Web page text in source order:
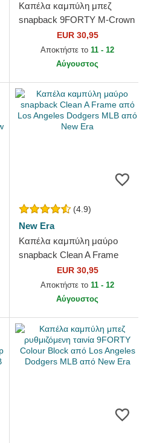
Καπέλα καμπύλη μπεζ
snapback 9FORTY M-Crown
Cord από Los Angeles
Dodgers MLB από New Era
EUR 30,95
Αποκτήστε το 11 - 12
Αύγουστος
(4.9)
New Era
Καπέλα καμπύλη μαύρο
snapback Clean A Frame
από Los Angeles Dodgers
MLB από New Era
EUR 30,95
Αποκτήστε το 11 - 12
Αύγουστος